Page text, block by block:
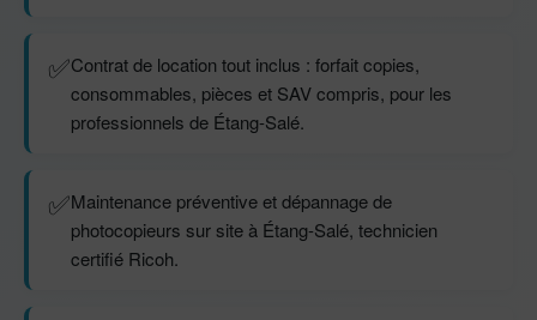
✅Contrat de location tout inclus : forfait copies,
consommables, pièces et SAV compris, pour les
professionnels de Étang-Salé.
✅Maintenance préventive et dépannage de
photocopieurs sur site à Étang-Salé, technicien
certifié Ricoh.